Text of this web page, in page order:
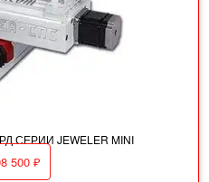
СЕРИИ JEWELER MINI
500 ₽